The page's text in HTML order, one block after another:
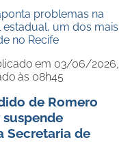
problemas na
um dos mais
no Recife
em 03/06/2026,
às 08h45
de Romero
Secretaria de